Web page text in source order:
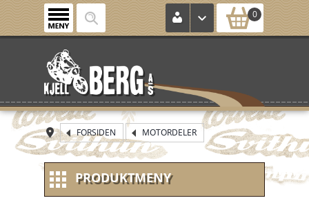
0
FORSIDEN MOTORDELER
PRODUKTMENY